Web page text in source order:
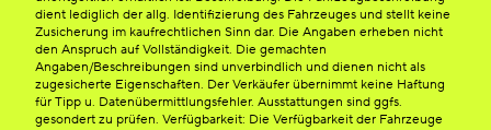
dient lediglich der allg. Identifizierung des Fahrzeuges und stellt keine
Zusicherung im kaufrechtlichen Sinn dar. Die Angaben erheben nicht
den Anspruch auf Vollständigkeit. Die gemachten
Angaben/Beschreibungen sind unverbindlich und dienen nicht als
zugesicherte Eigenschaften. Der Verkäufer übernimmt keine Haftung
für Tipp u. Datenübermittlungsfehler. Ausstattungen sind ggfs.
gesondert zu prüfen. Verfügbarkeit: Die Verfügbarkeit der Fahrzeuge